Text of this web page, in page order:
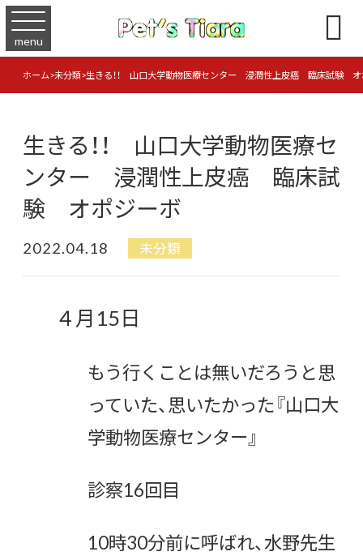
menu 
ホーム>未分類>生きる！！ 山口大学動物医療センター 浸潤性上皮癌 臨床試験 オ
生きる！！ 山口大学動物医療セ
ンター 浸潤性上皮癌 臨床試
験 オポジーボ
2022.04.18 未分類
４月15日
もう行くことは無いだろうと思
っていた、思いたかった『山口大
学動物医療センター』
診察16回目
10時30分前に呼ばれ、水野先生